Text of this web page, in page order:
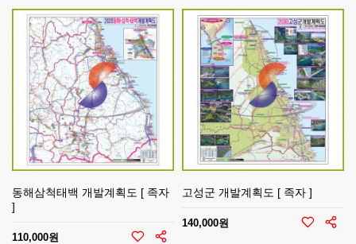
동해삼척태백 개발계획도 [ 족자
]
110,000원
고성군 개발계획도 [ 족자 ]
140,000원